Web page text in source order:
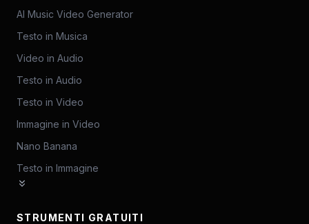
AI Music Video Generator
Testo in Musica
Video in Audio
Testo in Audio
Testo in Video
Immagine in Video
Nano Banana
Testo in Immagine
STRUMENTI GRATUITI